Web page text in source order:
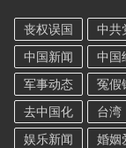
丧权误国 中共
中国新闻
中国
军事动态
冤假
去中国化
台湾
娱乐新闻
婚姻